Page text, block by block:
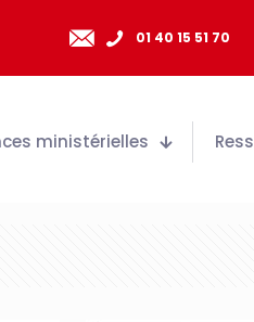
01 40 15 51 70
ministérielles